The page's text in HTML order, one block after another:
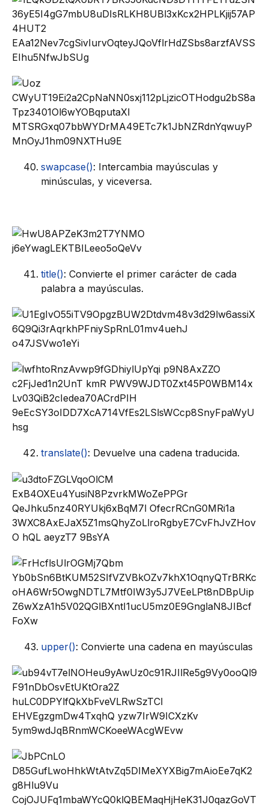
swapcase(): Intercambia mayúsculas y
minúsculas, y viceversa.
title(): Convierte el primer carácter de cada
palabra a mayúsculas.
translate(): Devuelve una cadena traducida.
upper(): Convierte una cadena en mayúsculas